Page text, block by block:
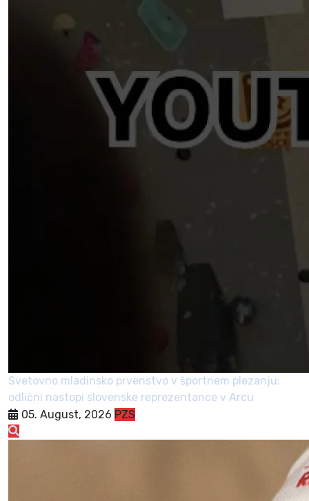
Svetovno mladinsko prvenstvo v športnem plezanju:
odlični nastopi slovenske reprezentance v Arcu
05. August, 2026 PZS